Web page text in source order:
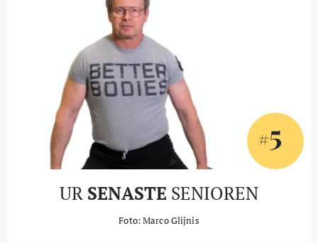
#5
UR SENASTE SENIOREN
Foto: Marco Glijnis